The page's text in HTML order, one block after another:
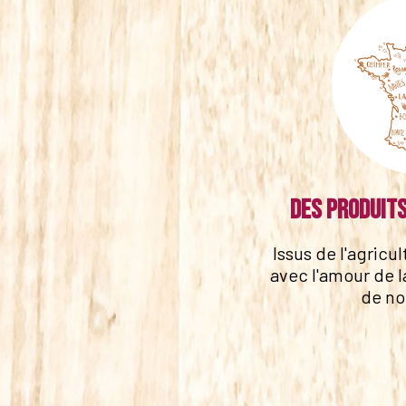
Des
Issus de
avec l'amour de
de